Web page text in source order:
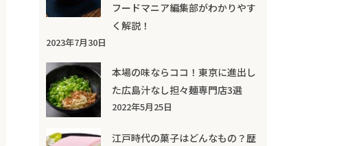
フードマニア編集部がわかりやす
く解説！
2023年7月30日
本場の味ならココ！東京に進出し
た広島汁なし担々麺専門店3選
2022年5月25日
江戸時代の菓子はどんなもの？歴